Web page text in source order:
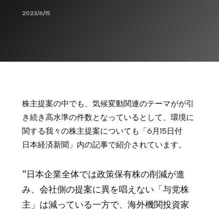
2023/6/15
株主提案の中でも、気候変動関連のテーマがが引
き続き高水準の件数となっているとして、環境に
関する我々の株主提案についても「6月15日付
日本経済新聞」内の記事で紹介されています。
“日本企業全体では政策保有株の削減が進
み、会社側の提案に異を唱えない「与党株
主」は減っている一方で、海外機関投資家